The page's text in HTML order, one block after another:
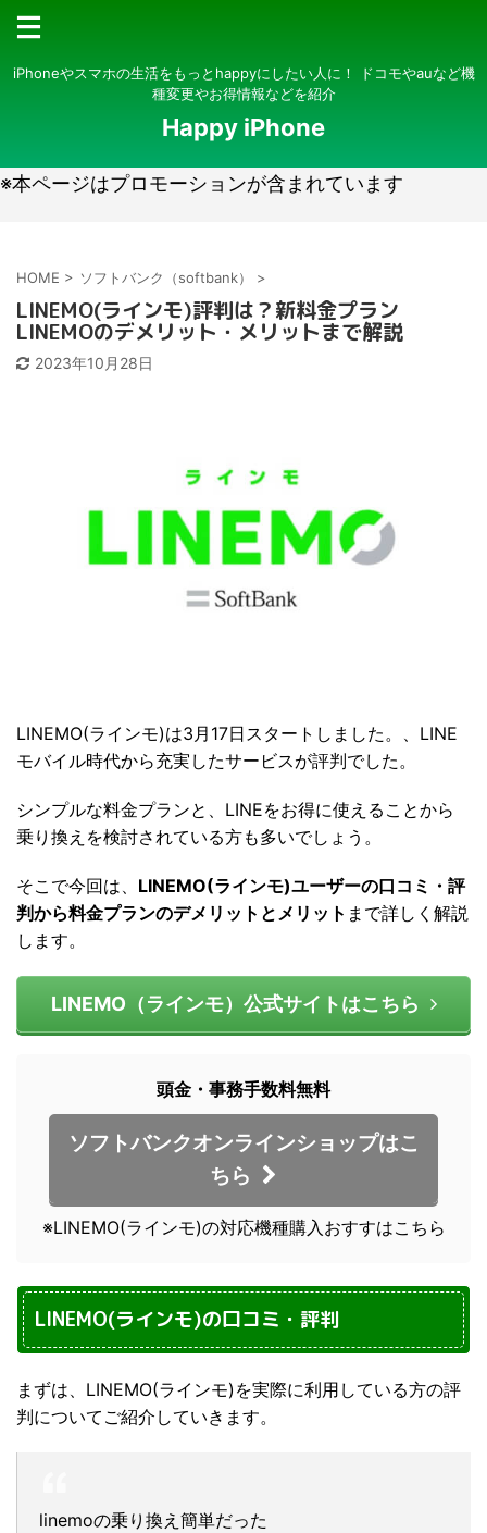
iPhoneやスマホの生活をもっとhappyにしたい人に！ ドコモやauなど機
種変更やお得情報などを紹介
Happy iPhone
※本ページはプロモーションが含まれています
HOME > ソフトバンク（softbank） >
LINEMO(ラインモ)評判は？新料金プラン
LINEMOのデメリット・メリットまで解説
2023年10月28日
LINEMO(ラインモ)は3月17日スタートしました。、LINE
モバイル時代から充実したサービスが評判でした。
シンプルな料金プランと、LINEをお得に使えることから
乗り換えを検討されている方も多いでしょう。
そこで今回は、 LINEMO(ラインモ)ユーザーの口コミ・評
判から料金プランのデメリットとメリット まで詳しく解説
します。
LINEMO（ラインモ）公式サイトはこちら
頭金・事務手数料無料
ソフトバンクオンラインショップはこ
ちら
※LINEMO(ラインモ)の対応機種購入おすすはこちら
LINEMO(ラインモ)の口コミ・評判
まずは、LINEMO(ラインモ)を実際に利用している方の評
判についてご紹介していきます。
linemoの乗り換え簡単だった